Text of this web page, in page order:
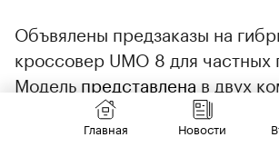
Объвялены предзаказы на
кроссовер UMO 8 для частных
Модель представлена в двух
Max (от 4 990 000 руб.) и Ultra
5 490 000 руб.).
Главная Новости